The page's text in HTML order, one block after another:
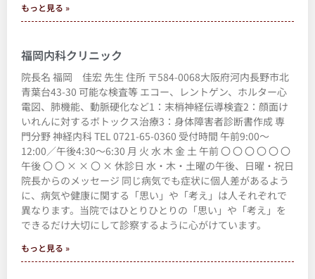
もっと見る »
福岡内科クリニック
院長名 福岡 佳宏 先生 住所 〒584-0068大阪府河内長野市北
青葉台43-30 可能な検査等 エコー、レントゲン、ホルター心
電図、肺機能、動脈硬化など1：末梢神経伝導検査2：顔面け
いれんに対するボトックス治療3：身体障害者診断書作成 専
門分野 神経内科 TEL 0721-65-0360 受付時間 午前9:00～
12:00／午後4:30～6:30 月 火 水 木 金 土 午前 〇 〇 〇 〇 〇 〇
午後 〇 〇 × × 〇 × 休診日 水・木・土曜の午後、日曜・祝日
院長からのメッセージ 同じ病気でも症状に個人差があるよう
に、病気や健康に関する「思い」や「考え」は人それぞれで
異なります。当院ではひとりひとりの「思い」や「考え」を
できるだけ大切にして診察するように心がけています。
もっと見る »